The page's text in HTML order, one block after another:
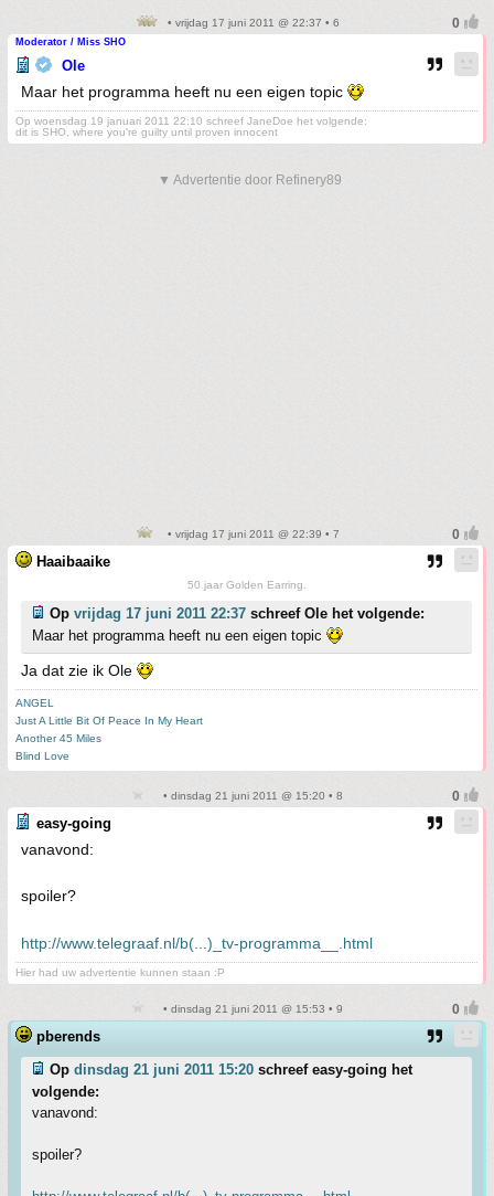
• vrijdag 17 juni 2011 @ 22:37 • 6
Moderator / Miss SHO
Ole
Maar het programma heeft nu een eigen topic
Op woensdag 19 januari 2011 22:10 schreef JaneDoe het volgende:
dit is SHO, where you're guilty until proven innocent
▼ Advertentie door Refinery89
• vrijdag 17 juni 2011 @ 22:39 • 7
Haaibaaike
50 jaar Golden Earring.
Op vrijdag 17 juni 2011 22:37 schreef Ole het volgende:
Maar het programma heeft nu een eigen topic
Ja dat zie ik Ole
ANGEL
Just A Little Bit Of Peace In My Heart
Another 45 Miles
Blind Love
• dinsdag 21 juni 2011 @ 15:20 • 8
easy-going
vanavond:
spoiler?
http://www.telegraaf.nl/b(...)_tv-programma__.html
Hier had uw advertentie kunnen staan :P
• dinsdag 21 juni 2011 @ 15:53 • 9
pberends
Op dinsdag 21 juni 2011 15:20 schreef easy-going het
volgende:
vanavond:
spoiler?